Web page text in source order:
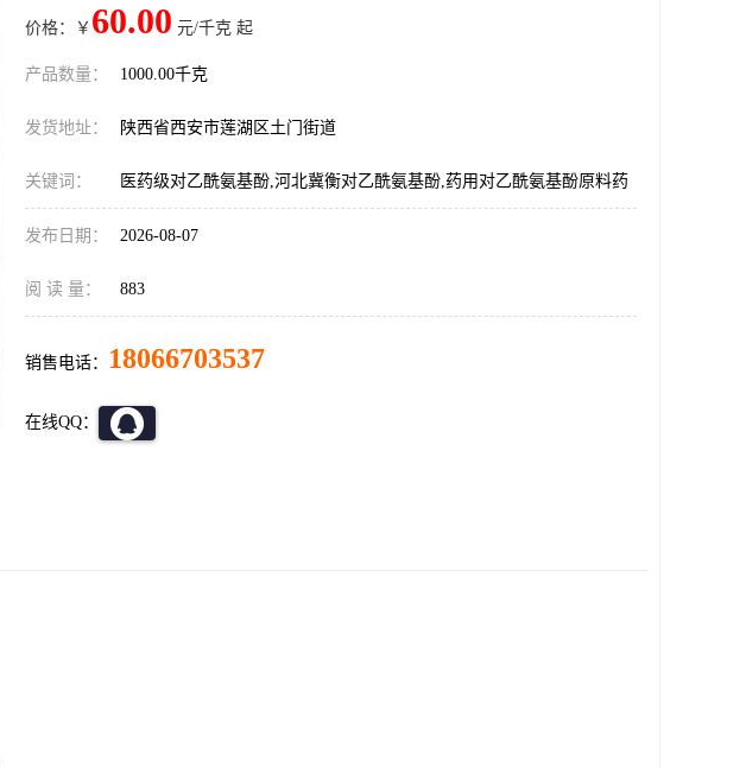
价格：￥ 60.00 元/千克 起
产品数量： 1000.00千克
发货地址： 陕西省西安市莲湖区土门街道
关键词： 医药级对乙酰氨基酚,河北冀衡对乙酰氨基酚,药用对乙酰氨基酚原料药
发布日期： 2026-08-07
阅 读 量： 883
销售电话： 18066703537
在线QQ：